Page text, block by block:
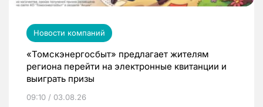
Новости компаний
«Томскэнергосбыт» предлагает жителям
региона перейти на электронные квитанции и
выиграть призы
09:10 / 03.08.26